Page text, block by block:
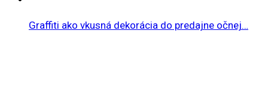
Graffiti ako vkusná dekorácia do predajne očnej…